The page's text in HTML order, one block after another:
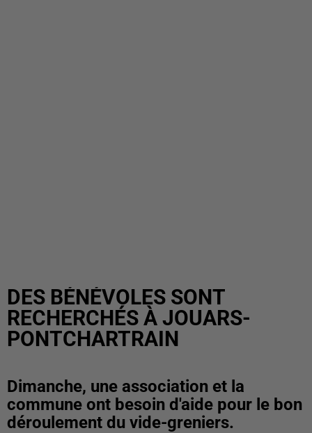
DES BÉNÉVOLES SONT
RECHERCHÉS À JOUARS-
PONTCHARTRAIN
Dimanche, une association et la
commune ont besoin d'aide pour le bon
déroulement du vide-greniers.